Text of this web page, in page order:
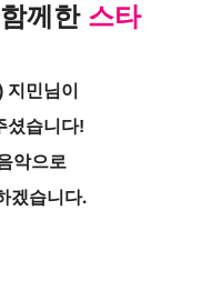
께한 스타
민님이
셨습니다!
악으로
겠습니다.